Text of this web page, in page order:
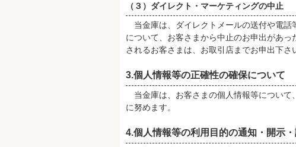
（３）ダイレクト・マーケティングの中止
当金庫は、ダイレクトメールの送付や電話
について、お客さまから中止のお申出があ
されるお客さまは、お取引店までお申出下さ
3.個人情報等の正確性の確保について
当金庫は、お客さまの個人情報等について
に努めます。
4.個人情報等の利用目的の通知・開示